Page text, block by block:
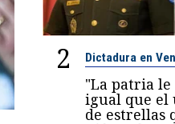
2 Dictadura en
"La patria le
igual que el
de estrellas